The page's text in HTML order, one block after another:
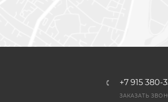
+7 915 380-
ЗАКАЗАТЬ